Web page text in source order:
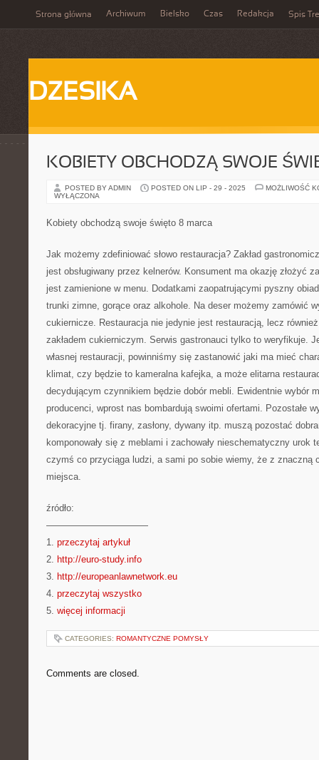
Strona główna Archiwum Bielsko Czas Redakcja Spis
DZESIKA
KOBIETY OBCHODZĄ SWOJE
POSTED BY ADMIN POSTED ON LIP - 29 - 2025
MOŻLIWOŚĆ
WYŁĄCZONA
Kobiety obchodzą swoje święto 8 marca
Jak możemy zdefiniować słowo restauracja? Zakład
jest obsługiwany przez kelnerów. Konsument ma okazję złożyć
jest zamienione w menu. Dodatkami zaopatrującymi pyszny
trunki zimne, gorące oraz alkohole. Na deser możemy zamówić
cukiernicze. Restauracja nie jedynie jest restauracją, lecz
zakładem cukierniczym. Serwis gastronauci tylko to weryfikuje.
własnej restauracji, powinniśmy się zastanowić jaki ma mieć
klimat, czy będzie to kameralna kafejka, a może elitarna
decydującym czynnikiem będzie dobór mebli. Ewidentnie wybór
producenci, wprost nas bombardują swoimi ofertami. Pozostałe
dekoracyjne tj. firany, zasłony, dywany itp. muszą pozostać
komponowały się z meblami i zachowały nieschematyczny urok
czymś co przyciąga ludzi, a sami po sobie wiemy, że z znaczną
miejsca.
źródło:
———————————
1. przeczytaj artykuł
2. http://euro-study.info
3. http://europeanlawnetwork.eu
4. przeczytaj wszystko
5. więcej informacji
CATEGORIES: ROMANTYCZNE POMYSŁY
Comments are closed.